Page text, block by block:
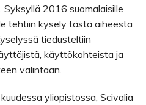
Syksyllä 2016 suomalaisille
tehtiin kysely tästä aiheesta
tiedusteltiin
käyttökohteista ja
valintaan.
yliopistossa, Scivalia